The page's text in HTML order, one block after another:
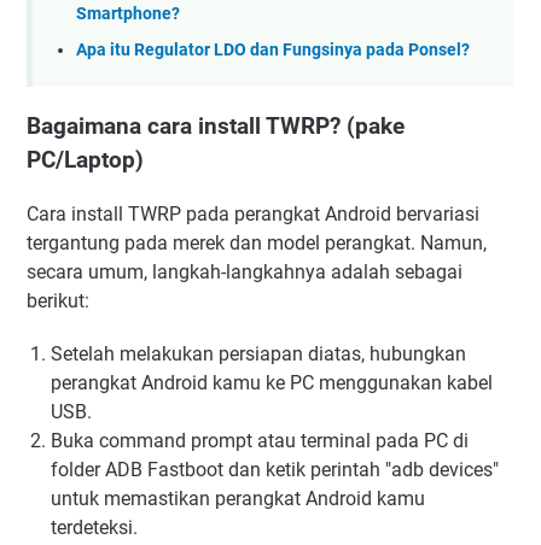
Smartphone?
Apa itu Regulator LDO dan Fungsinya pada Ponsel?
Bagaimana cara install TWRP? (pake
PC/Laptop)
Cara install TWRP pada perangkat Android bervariasi
tergantung pada merek dan model perangkat. Namun,
secara umum, langkah-langkahnya adalah sebagai
berikut:
Setelah melakukan persiapan diatas, hubungkan
perangkat Android kamu ke PC menggunakan kabel
USB.
Buka command prompt atau terminal pada PC di
folder ADB Fastboot dan ketik perintah "adb devices"
untuk memastikan perangkat Android kamu
terdeteksi.